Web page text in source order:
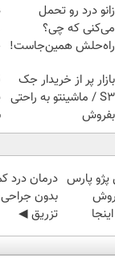
زانو درد رو تحمل
می‌کنی که چی؟
راه‌حلش همین‌جاست!
بازار پر از خریدار جک
S3 / ماشینتو به راحتی
بفروش
پژو پارس درمان درد
بدون
تزریق ◀
پرسش‌نامه